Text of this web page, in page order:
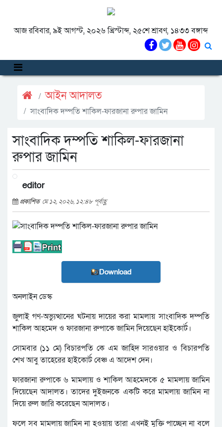
আজ রবিবার, ৯ই আগস্ট, ২০২৬ খ্রিস্টাব্দ, ২৫শে শ্রাবণ, ১৪৩৩ বঙ্গাব্দ
আইন আদালত
সাংবাদিক দম্পতি শাকিল-ফারজানা রুপার জামিন
সাংবাদিক দম্পতি শাকিল-ফারজানা
রুপার জামিন
editor
প্রকাশিত মে ১২, ২০২৬, ১২:৪৮ পূর্বাহ্ণ
Download
অনলাইন ডেস্ক
জুলাই গণ-অভ্যুত্থানের ঘটনায় দায়ের করা মামলায় সাংবাদিক দম্পতি
শাকিল আহমেদ ও ফারজানা রুপাকে জামিন দিয়েছেন হাইকোর্ট।
সোমবার (১১ মে) বিচারপতি কে এম জাহিদ সারওয়ার ও বিচারপতি
শেখ আবু তাহেরের হাইকোর্ট বেঞ্চ এ আদেশ দেন।
ফারজানা রুপাকে ৬ মামলায় ও শাকিল আহমেদকে ৫ মামলায় জামিন
দিয়েছেন আদালত। তাদের দুইজনকে একটি করে মামলায় জামিন না
দিয়ে রুল জারি করেছেন আদালত।
ফলে সব মামলায় জামিন না হওয়ায় তারা এখনই মুক্তি পাচ্ছেন না বলে